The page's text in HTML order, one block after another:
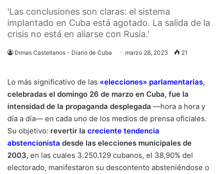
'Las conclusiones son claras: el sistema
implantado en Cuba está agotado. La salida de la
crisis no está en aliarse con Rusia.'
Dimas Castellanos - Diario de Cuba marzo 28, 2023 21
Lo más significativo de las «elecciones» parlamentarias,
celebradas el domingo 26 de marzo en Cuba, fue la
intensidad de la propaganda desplegada —hora a hora y
día a día— en cada uno de los medios de prensa oficiales.
Su objetivo: revertir la creciente tendencia
abstencionista desde las elecciones municipales de
2003, en las cuales 3.250.129 cubanos, el 38,90% del
electorado, manifestaron su descontento absteniéndose o